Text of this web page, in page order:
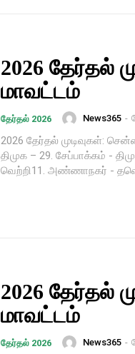
2026 தேர்தல்
மாவட்டம்
தேர்தல் 2026 News365 -
2026 தேர்தல் முடிவுகள்:
திமுக – 29. சேப்பாக்கம் -
வெற்றி11. அண்ணாநகர் -
2026 தேர்தல்
மாவட்டம்
தேர்தல் 2026 News365 -